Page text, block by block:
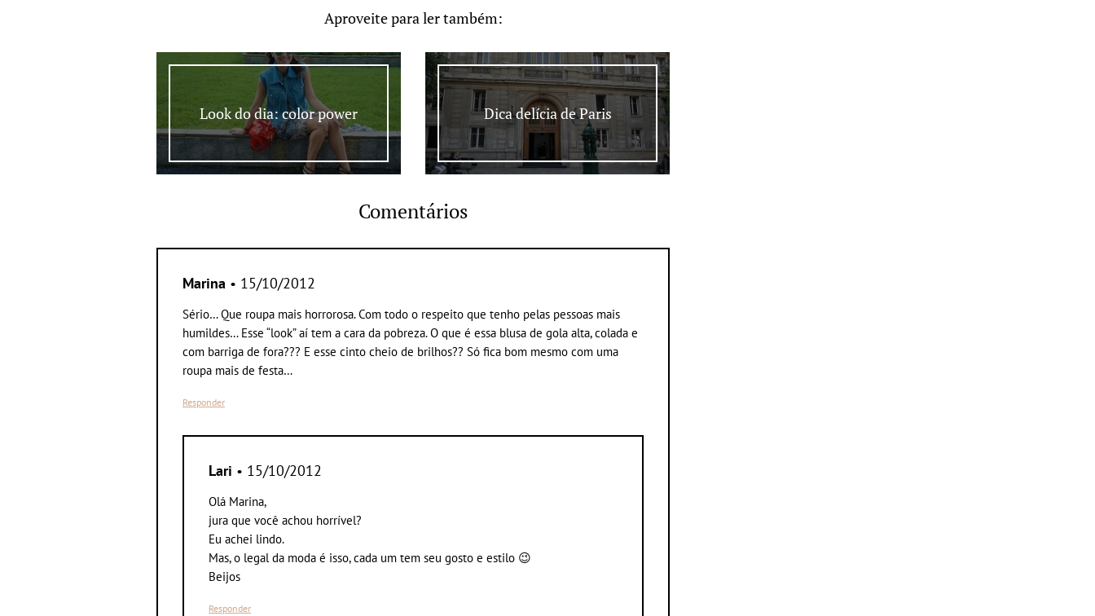
Aproveite para ler também:
Look do dia: color power Dica delícia de Paris
Comentários
Marina • 15/10/2012
Sério… Que roupa mais horrorosa. Com todo o respeito que tenho pelas pessoas mais
humildes… Esse “look” aí tem a cara da pobreza. O que é essa blusa de gola alta, colada e
com barriga de fora??? E esse cinto cheio de brilhos?? Só fica bom mesmo com uma
roupa mais de festa…
Responder
Lari • 15/10/2012
Olá Marina,
jura que você achou horrível?
Eu achei lindo.
Mas, o legal da moda é isso, cada um tem seu gosto e estilo 😉
Beijos
Responder